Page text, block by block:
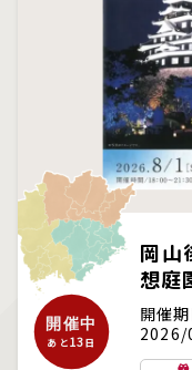
岡山
想
開催中
あと13日
開催
2026/